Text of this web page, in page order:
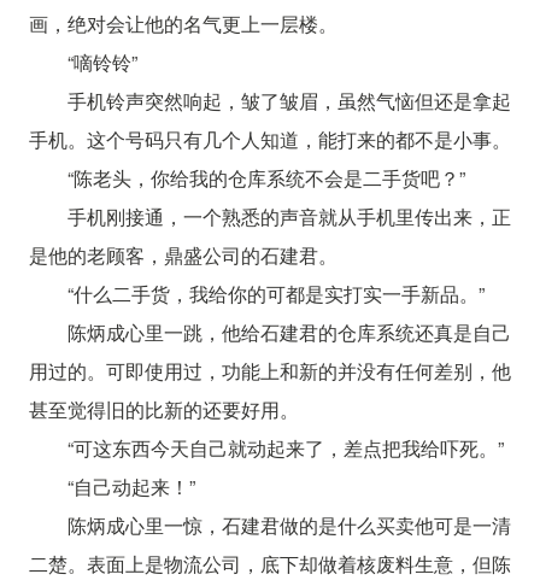
画，绝对会让他的名气更上一层楼。
“嘀铃铃”
手机铃声突然响起，皱了皱眉，虽然气恼但还是拿起
手机。这个号码只有几个人知道，能打来的都不是小事。
“陈老头，你给我的仓库系统不会是二手货吧？”
手机刚接通，一个熟悉的声音就从手机里传出来，正
是他的老顾客，鼎盛公司的石建君。
“什么二手货，我给你的可都是实打实一手新品。”
陈炳成心里一跳，他给石建君的仓库系统还真是自己
用过的。可即使用过，功能上和新的并没有任何差别，他
甚至觉得旧的比新的还要好用。
“可这东西今天自己就动起来了，差点把我给吓死。”
“自己动起来！”
陈炳成心里一惊，石建君做的是什么买卖他可是一清
二楚。表面上是物流公司，底下却做着核废料生意，但陈